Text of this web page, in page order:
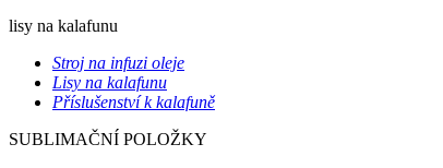
lisy na kalafunu
Stroj na infuzi oleje
Lisy na kalafunu
Příslušenství k kalafuně
SUBLIMAČNÍ POLOŽKY